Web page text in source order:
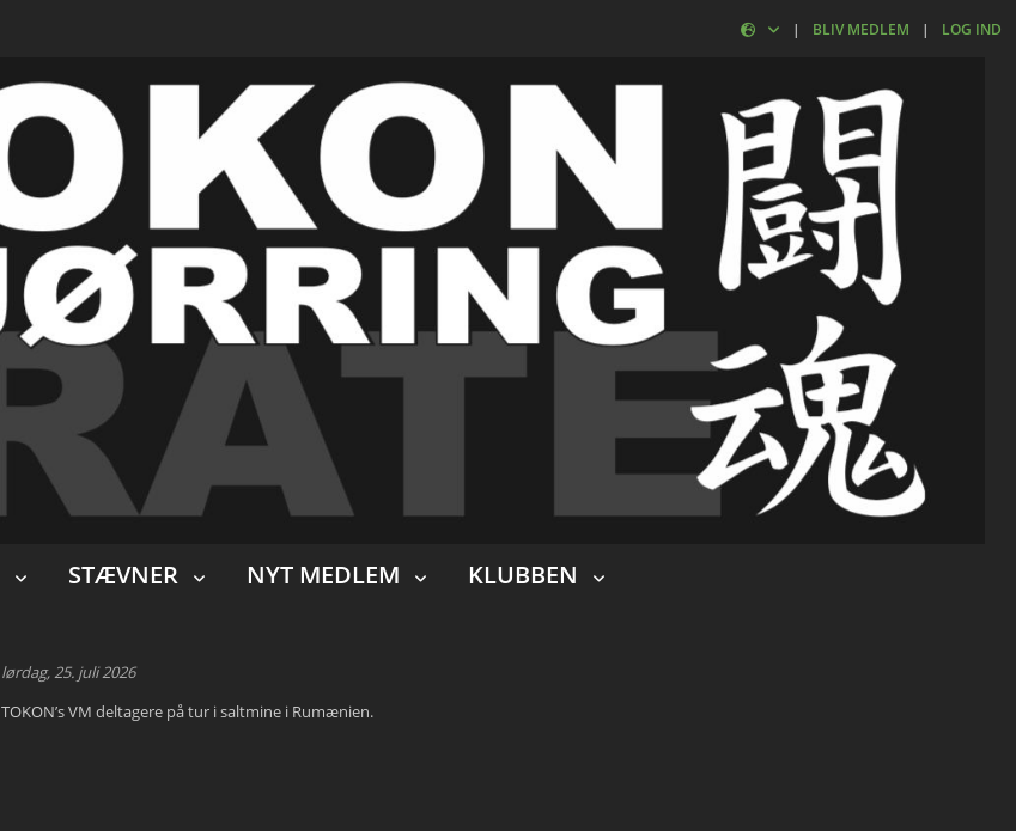
| BLIV MEDLEM | LOG IND
STÆVNER NYT MEDLEM KLUBBEN
lørdag, 25. juli 2026
TOKON’s VM deltagere på tur i saltmine i Rumænien.